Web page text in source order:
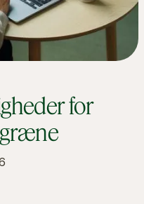
for